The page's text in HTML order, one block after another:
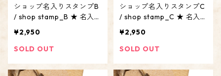
ショップ名入りスタンプB
/ shop stamp_B ★ 名入れ
ウント オリジナル オーダ
ーメイド】
¥2,950
SOLD OUT
ショップ名入りスタンプC
/ shop stamp_C ★ 名入
カウント オリジナル オー
ダーメイド】
¥2,950
SOLD OUT